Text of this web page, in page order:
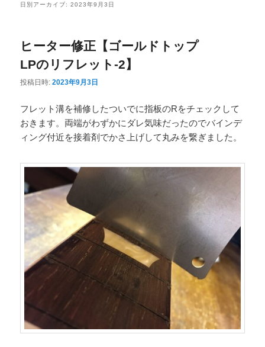
日別アーカイブ:2023年9月3日
ヒーター修正【ゴールドトップ
LPのリフレット-2】
投稿日時:2023年9月3日
フレット溝を補修したついでに指板のRをチェックして
おきます。両端がわずかにダレ気味だったのでバインデ
ィング付近を接着剤でかさ上げして丸みを繋ぎました。